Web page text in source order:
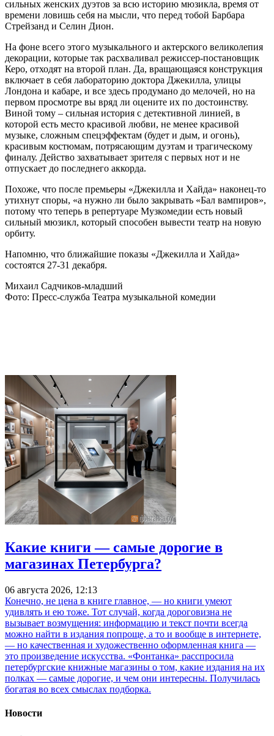
сильных женских дуэтов за всю историю мюзикла, время от
времени ловишь себя на мысли, что перед тобой Барбара
Стрейзанд и Селин Дион.
На фоне всего этого музыкального и актерского великолепия
декорации, которые так расхваливал режиссер-постановщик
Керо, отходят на второй план. Да, вращающаяся конструкция
включает в себя лабораторию доктора Джекилла, улицы
Лондона и кабаре, и все здесь продумано до мелочей, но на
первом просмотре вы вряд ли оцените их по достоинству.
Виной тому – сильная история с детективной линией, в
которой есть место красивой любви, не менее красивой
музыке, сложным спецэффектам (будет и дым, и огонь),
красивым костюмам, потрясающим дуэтам и трагическому
финалу. Действо захватывает зрителя с первых нот и не
отпускает до последнего аккорда.
Похоже, что после премьеры «Джекилла и Хайда» наконец-то
утихнут споры, «а нужно ли было закрывать «Бал вампиров»,
потому что теперь в репертуаре Музкомедии есть новый
сильный мюзикл, который способен вывести театр на новую
орбиту.
Напомню, что ближайшие показы «Джекилла и Хайда»
состоятся 27-31 декабря.
Михаил Садчиков-младший
Фото: Пресс-служба Театра музыкальной комедии
Какие книги — самые дорогие в
магазинах Петербурга?
06 августа 2026, 12:13
Конечно, не цена в книге главное, — но книги умеют
удивлять и ею тоже. Тот случай, когда дороговизна не
вызывает возмущения: информацию и текст почти всегда
можно найти в издания попроще, а то и вообще в интернете,
— но качественная и художественно оформленная книга —
это произведение искусства. «Фонтанка» расспросила
петербургские книжные магазины о том, какие издания на их
полках — самые дорогие, и чем они интересны. Получилась
богатая во всех смыслах подборка.
Новости